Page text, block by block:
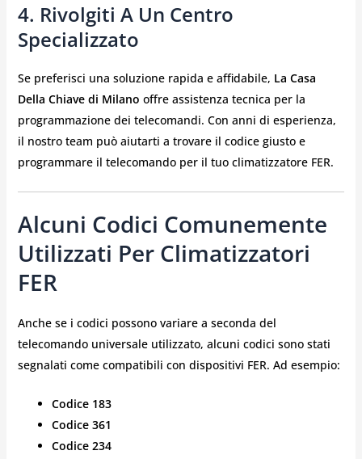
4. Rivolgiti A Un Centro
Specializzato
Se preferisci una soluzione rapida e affidabile, La Casa
Della Chiave di Milano offre assistenza tecnica per la
programmazione dei telecomandi. Con anni di esperienza,
il nostro team può aiutarti a trovare il codice giusto e
programmare il telecomando per il tuo climatizzatore FER.
Alcuni Codici Comunemente
Utilizzati Per Climatizzatori
FER
Anche se i codici possono variare a seconda del
telecomando universale utilizzato, alcuni codici sono stati
segnalati come compatibili con dispositivi FER. Ad esempio:
Codice 183
Codice 361
Codice 234